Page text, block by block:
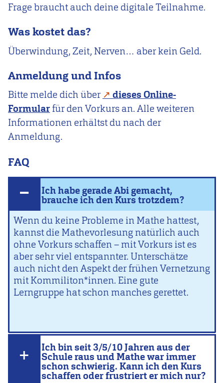
Frage braucht auch deine digitale Teilnahme.
Was kostet das?
Überwindung, Zeit, Nerven… aber kein Geld.
Anmeldung und Infos
Bitte melde dich über
dieses Online-
Formular für den Vorkurs an. Alle weiteren
Informationen erhältst du nach der
Anmeldung.
FAQ
Ich habe gerade Abi gemacht,
brauche ich den Kurs trotzdem?
Wenn du keine Probleme in Mathe hattest,
kannst die Mathevorlesung natürlich auch
ohne Vorkurs schaffen – mit Vorkurs ist es
aber sehr viel entspannter. Unterschätze
auch nicht den Aspekt der frühen Vernetzung
mit Kommiliton*innen. Eine gute
Lerngruppe hat schon manches gerettet.
Ich bin seit 3/5/10 Jahren aus der
Schule raus und Mathe war immer
schon schwierig. Kann ich den Kurs
schaffen oder frustriert er mich nur?